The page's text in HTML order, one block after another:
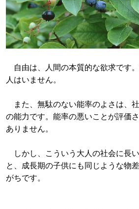
自由は、人間の本質的な欲求です
人はいません。
また、無駄のない能率のよさは、
の能力です。能率の悪いことが評価
ありません。
しかし、こういう大人の社会に長
と、成長期の子供にも同じような物
がちです。